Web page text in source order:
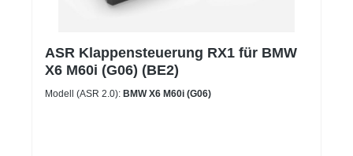
ASR Klappensteuerung RX1 für BMW
X6 M60i (G06) (BE2)
Modell (ASR 2.0): BMW X6 M60i (G06)